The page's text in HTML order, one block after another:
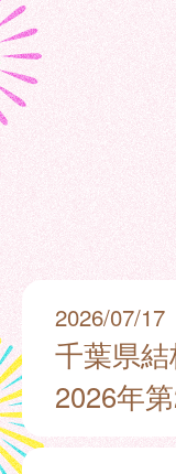
2026/07/17
千葉県
2026年